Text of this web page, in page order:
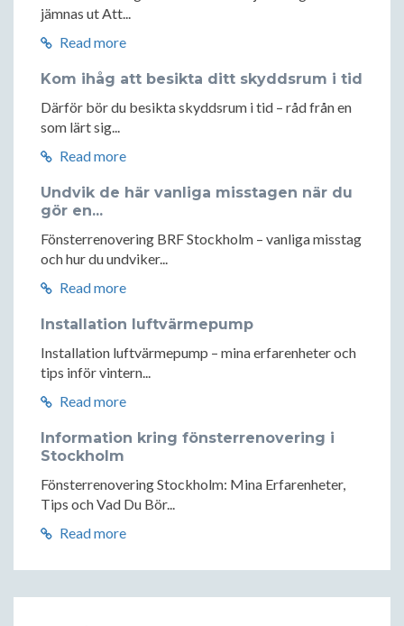
jämnas ut Att...
Read more
Kom ihåg att besikta ditt skyddsrum i tid
Därför bör du besikta skyddsrum i tid – råd från en
som lärt sig...
Read more
Undvik de här vanliga misstagen när du
gör en...
Fönsterrenovering BRF Stockholm – vanliga misstag
och hur du undviker...
Read more
Installation luftvärmepump
Installation luftvärmepump – mina erfarenheter och
tips inför vintern...
Read more
Information kring fönsterrenovering i
Stockholm
Fönsterrenovering Stockholm: Mina Erfarenheter,
Tips och Vad Du Bör...
Read more